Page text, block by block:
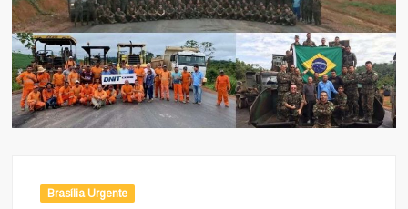
Brasília Urgente